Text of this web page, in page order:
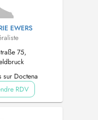
EWERS
75,
sur Doctena
RDV